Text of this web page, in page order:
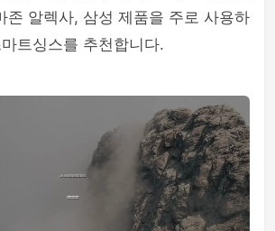
존 알렉사, 삼성 제품을 주로 사용하
트싱스를 추천합니다.